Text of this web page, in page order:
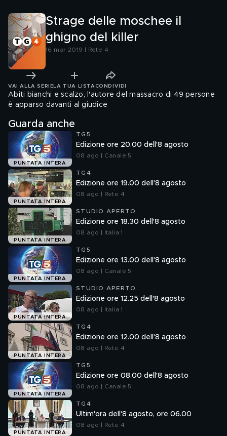
Strage delle moschee il
ghigno del killer
16 mar 2019 | Rete 4
VAI ALLA SERIE LA TUA LISTA CONDIVIDI
Abiti bianchi e scalzo, l'autore del massacro di 49 persone
è apparso davanti al giudice
Guarda anche
PUNTATA INTERA
TG5
Edizione ore 20.00 dell'8 agosto
08 ago | Canale 5
PUNTATA INTERA
TG4
Edizione ore 19.00 dell'8 agosto
08 ago | Rete 4
PUNTATA INTERA
STUDIO APERTO
Edizione ore 18.30 dell'8 agosto
08 ago | Italia 1
PUNTATA INTERA
TG5
Edizione ore 13.00 dell'8 agosto
08 ago | Canale 5
PUNTATA INTERA
STUDIO APERTO
Edizione ore 12.25 dell'8 agosto
08 ago | Italia 1
PUNTATA INTERA
TG4
Edizione ore 12.00 dell'8 agosto
08 ago | Rete 4
PUNTATA INTERA
TG5
Edizione ore 08.00 dell'8 agosto
08 ago | Canale 5
PUNTATA INTERA
TG4
Ultim'ora dell'8 agosto, ore 06.00
08 ago | Rete 4